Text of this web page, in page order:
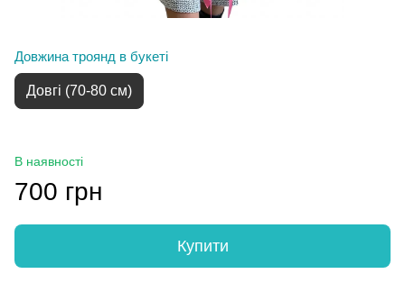
Довжина троянд в букеті
Довгі (70-80 см)
В наявності
700 грн
Купити